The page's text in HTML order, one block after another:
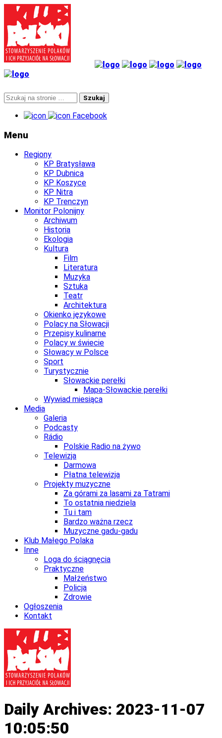
Facebook
Menu
Regiony
KP Bratysława
KP Dubnica
KP Koszyce
KP Nitra
KP Trenczyn
Monitor Polonijny
Archiwum
Historia
Ekologia
Kultura
Film
Literatura
Muzyka
Sztuka
Teatr
Architektura
Okienko językowe
Polacy na Słowacji
Przepisy kulinarne
Polacy w świecie
Słowacy w Polsce
Sport
Turystycznie
Słowackie perełki
Mapa-Słowackie perełki
Wywiad miesiąca
Media
Galeria
Podcasty
Rádio
Polskie Radio na żywo
Telewizja
Darmowa
Płatna telewizja
Projekty muzyczne
Za górami za lasami za Tatrami
To ostatnia niedziela
Tu i tam
Bardzo ważna rzecz
Muzyczne gadu-gadu
Klub Małego Polaka
Inne
Loga do ściągnęcia
Praktyczne
Małżeństwo
Policja
Zdrowie
Ogłoszenia
Kontakt
Daily Archives: 2023-11-07
10:05:50